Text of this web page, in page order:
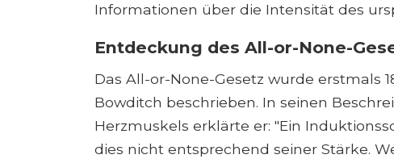
Informationen über die Intensität des
Entdeckung des All-or-None-
Das All-or-None-Gesetz wurde erstmals
Bowditch beschrieben. In seinen
Herzmuskels erklärte er: "Ein
dies nicht entsprechend seiner Stärke.